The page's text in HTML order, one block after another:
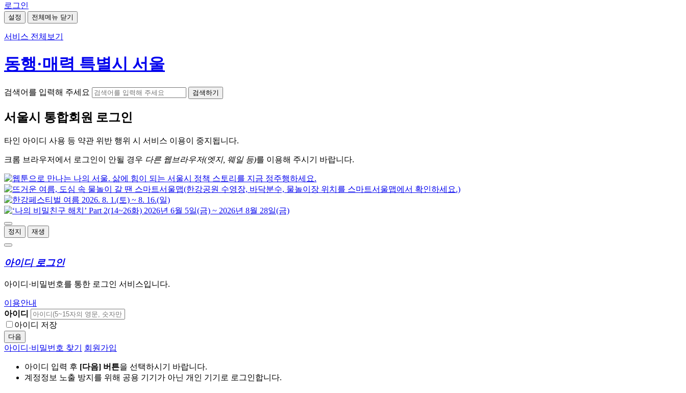
로그인
설정 전체메뉴 닫기
서비스 전체보기
동행·매력 특별시 서울
검색어를 입력해 주세요 검색하기
서울시 통합회원 로그인
타인 아이디 사용 등 약관 위반 행위 시 서비스 이용이 중지됩니다.
크롬 브라우저에서 로그인이 안될 경우 다른 웹브라우저(엣지, 웨일 등)를 이용해 주시기 바랍니다.
정지 재생
아이디 로그인
아이디·비밀번호를 통한 로그인 서비스입니다.
이용안내
아이디
아이디 저장
다음
아이디·비밀번호 찾기 회원가입
아이디 입력 후 [다음] 버튼을 선택하시기 바랍니다.
계정정보 노출 방지를 위해 공용 기기가 아닌 개인 기기로 로그인합니다.